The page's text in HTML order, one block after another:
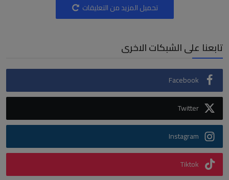
تحميل المزيد من التعليقات
تابعنا على الشبكات الاخرى
Facebook
Twitter
Instagram
Tiktok